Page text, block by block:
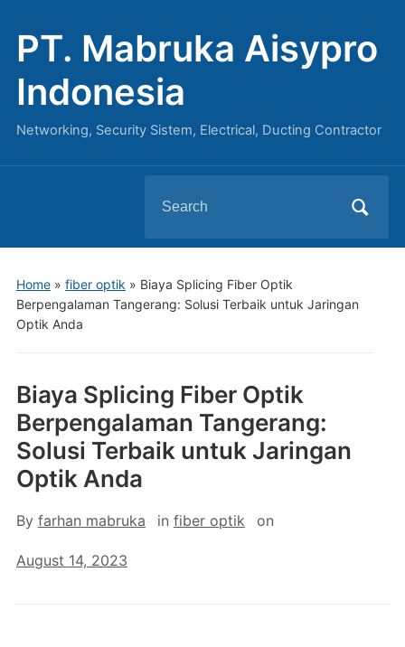
PT. Mabruka Aisypro
Indonesia
Networking, Security Sistem, Electrical, Ducting Contractor
for:
Home» fiber optik » Biaya Splicing Fiber Optik
Berpengalaman Tangerang: Solusi Terbaik untuk Jaringan
Optik Anda
Biaya Splicing Fiber Optik
Berpengalaman Tangerang:
Solusi Terbaik untuk Jaringan
Optik Anda
By farhan mabruka in fiber optik on
August 14, 2023